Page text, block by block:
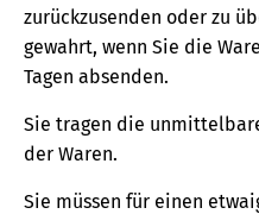
zurückzusenden oder zu
gewahrt, wenn Sie die
Tagen absenden.
Sie tragen die
der Waren.
Sie müssen für einen